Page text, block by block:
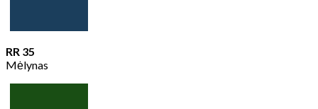
RR 35
Mėlynas